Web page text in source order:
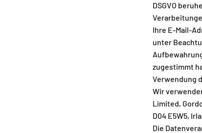
DSGVO
Ihre E-Mail-
unter
zugestimmt
Verwendung
Wir
Limited,
D04 E5W5,
Die